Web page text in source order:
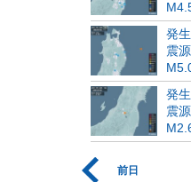
発
震
発
震
前日